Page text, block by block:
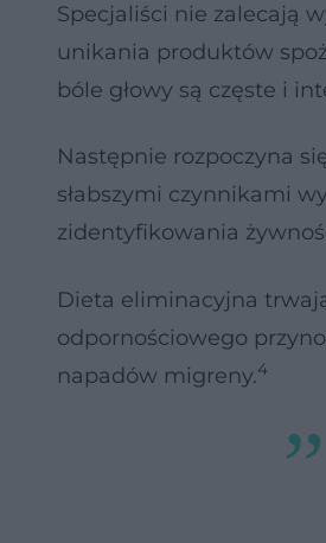
Specjaliści nie zalecają
unikania produktów
bóle głowy są częste i
Następnie rozpoczyna
słabszymi czynnikami
zidentyfikowania
Dieta eliminacyjna
odpornościowego
napadów migreny.4